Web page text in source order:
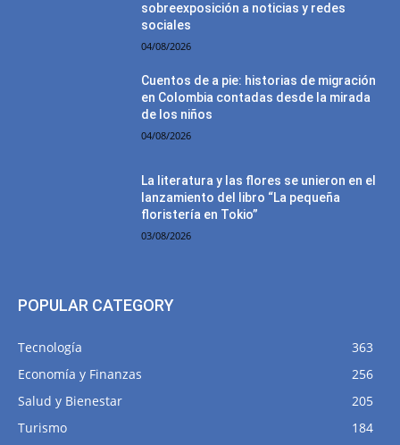
sobreexposición a noticias y redes
sociales
04/08/2026
Cuentos de a pie: historias de migración
en Colombia contadas desde la mirada
de los niños
04/08/2026
La literatura y las flores se unieron en el
lanzamiento del libro “La pequeña
floristería en Tokio”
03/08/2026
POPULAR CATEGORY
Tecnología
363
Economía y Finanzas
256
Salud y Bienestar
205
Turismo
184